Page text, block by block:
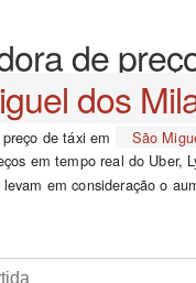
de
dos
de táxi em São
em tempo real do Uber,
em consideração o